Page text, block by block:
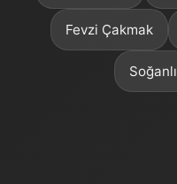
Fevzi Çakmak
Soğanlı